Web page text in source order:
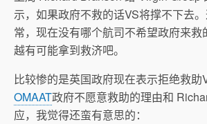
示，如果政府不救的话VS将撑不下去
常，现在没有哪个航司不希望政府来
越有可能拿到救济吧。
比较惨的是英国政府现在表示拒绝救助
OMAAT政府不愿意救助的理由和
应，我觉得还蛮有意思的：